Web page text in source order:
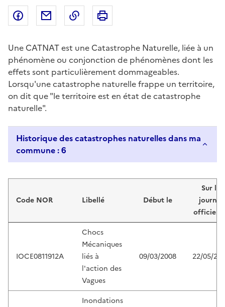
Partager sur Facebook
Partager par emailCopier dans le presse-papier
Une CATNAT est une Catastrophe Naturelle, liée à un
phénomène ou conjonction de phénomènes dont les
effets sont particulièrement dommageables.
Lorsqu'une catastrophe naturelle frappe un territoire,
on dit que "le territoire est en état de catastrophe
naturelle".
Historique des catastrophes naturelles dans ma
commune : 6
Code NOR Libellé Début le
Sur le
journal
officiel
IOCE0811912A
Chocs
Mécaniques
liés à
l'action des
Vagues
09/03/2008 22/05/
Inondations